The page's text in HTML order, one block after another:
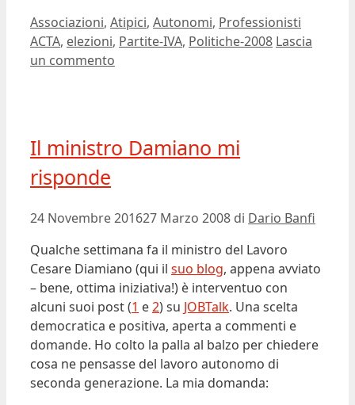
Categorie
Associazioni, Atipici, Autonomi, Professionisti
ACTA, elezioni, Partite-IVA, Politiche-2008 Lascia
un commento
Il ministro Damiano mi
risponde
24 Novembre 201627 Marzo 2008 di Dario Banfi
Qualche settimana fa il ministro del Lavoro
Cesare Diamiano (qui il suo blog, appena avviato
– bene, ottima iniziativa!) è interventuo con
alcuni suoi post (1 e2) su JOBTalk. Una scelta
democratica e positiva, aperta a commenti e
domande. Ho colto la palla al balzo per chiedere
cosa ne pensasse del lavoro autonomo di
seconda generazione. La mia domanda: